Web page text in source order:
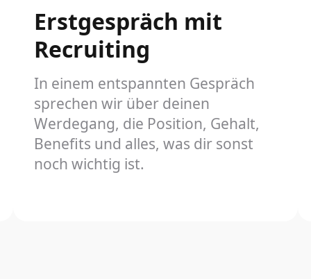
Erstgespräch mit
Recruiting
In einem entspannten Gespräch
sprechen wir über deinen
Werdegang, die Position, Gehalt,
Benefits und alles, was dir sonst
noch wichtig ist.